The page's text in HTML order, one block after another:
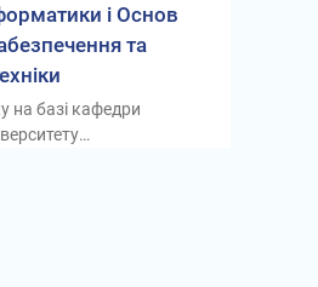
і Основ
та
на базі кафедри